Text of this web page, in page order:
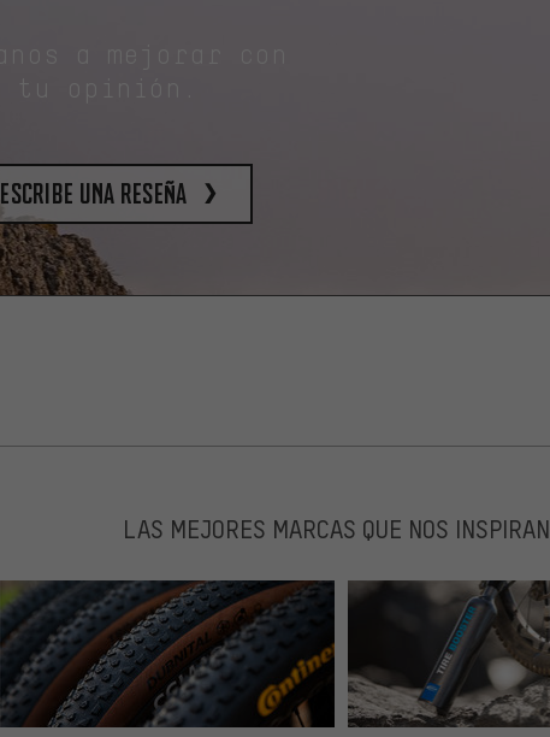
tu opinión.
escribe una reseña
LAS MEJORES MARCAS QUE NOS INSPIRAN